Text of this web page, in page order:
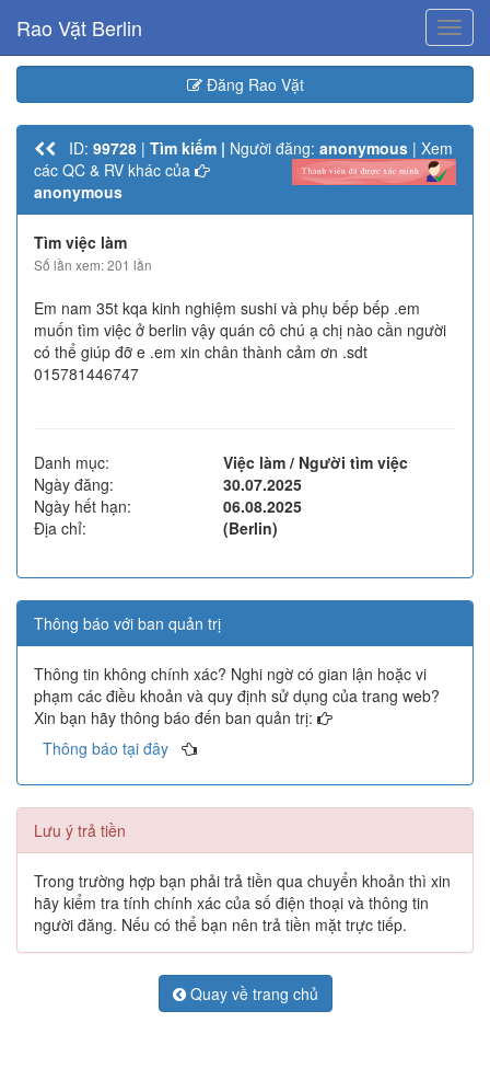
Rao Vặt Berlin
Đăng Rao Vặt
ID: 99728 | Tìm kiếm | Người đăng: anonymous | Xem
các QC & RV khác của
anonymous
Tìm việc làm
Số lần xem: 201 lần
Em nam 35t kqa kinh nghiệm sushi và phụ bếp bếp .em
muốn tìm việc ở berlin vậy quán cô chú ạ chị nào cần người
có thể giúp đỡ e .em xin chân thành cảm ơn .sdt
015781446747
Danh mục:
Việc làm / Người tìm việc
Ngày đăng:
30.07.2025
Ngày hết hạn:
06.08.2025
Địa chỉ:
(Berlin)
Thông báo với ban quản trị
Thông tin không chính xác? Nghi ngờ có gian lận hoặc vi
phạm các điều khoản và quy định sử dụng của trang web?
Xin bạn hãy thông báo đến ban quản trị:
Thông báo tại đây
Lưu ý trả tiền
Trong trường hợp bạn phải trả tiền qua chuyển khoản thì xin
hãy kiểm tra tính chính xác của số điện thoại và thông tin
người đăng. Nếu có thể bạn nên trả tiền mặt trực tiếp.
Quay về trang chủ